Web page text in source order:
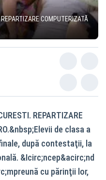
COMPUTERIZATĂ
REPARTIZARE
de clasa a
după contestaţii, la
&Icirc;ncep&acirc;nd
cu părinţii lor,